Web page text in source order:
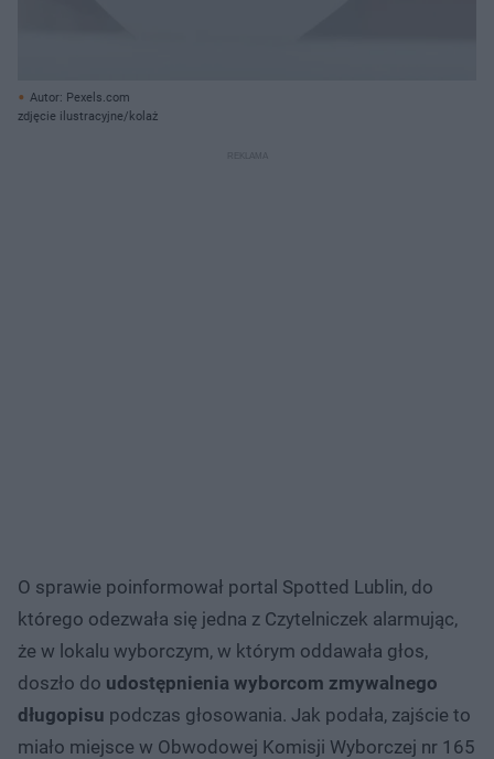
Autor: Pexels.com
zdjęcie ilustracyjne/kolaż
O sprawie poinformował portal Spotted Lublin, do
którego odezwała się jedna z Czytelniczek alarmując,
że w lokalu wyborczym, w którym oddawała głos,
doszło do udostępnienia wyborcom zmywalnego
długopisu podczas głosowania. Jak podała, zajście to
miało miejsce w Obwodowej Komisji Wyborczej nr 165